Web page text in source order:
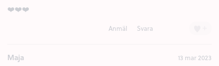
❤️❤️❤️
Anmäl Svara
Maja 13 mar 2023